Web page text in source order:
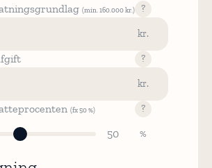
(min. 160.000 kr.) ?
?
(fx 50 %) ?
50